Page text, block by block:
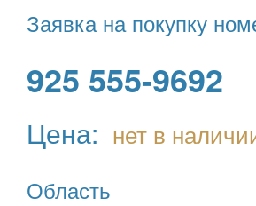
Заявка на покупку
925 555-9692
Цена: нет в
Область